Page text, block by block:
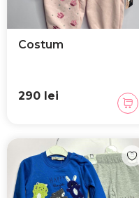
Costum
290 lei